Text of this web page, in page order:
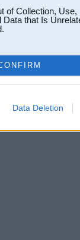
of Collection,
Data that Is
Data Deletion